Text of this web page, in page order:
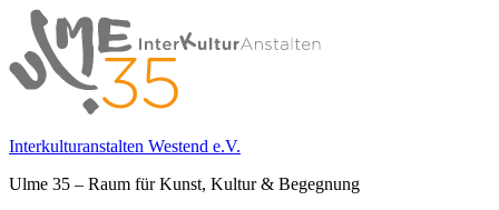
Springe
zum
Inhalt
Interkulturanstalten Westend e.V.
Ulme 35 – Raum für Kunst, Kultur & Begegnung